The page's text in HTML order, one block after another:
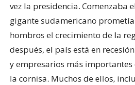
vez la presidencia. Comenzaba
gigante sudamericano
hombros el crecimiento de la
después, el país está en
y empresarios más
la cornisa. Muchos de ellos,